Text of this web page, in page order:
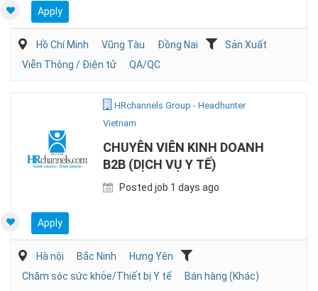
Apply
Hồ Chí Minh Vũng Tàu Đồng Nai
Sản Xuất
Viễn Thông / Điện tử
QA/QC
HRchannels Group - Headhunter
Vietnam
CHUYÊN VIÊN KINH DOANH
B2B (DỊCH VỤ Y TẾ)
Posted job 1 days ago
Apply
Hà nội Bắc Ninh
Hưng Yên
Chăm sóc sức khỏe/Thiết bị Y tế
Bán hàng (Khác)